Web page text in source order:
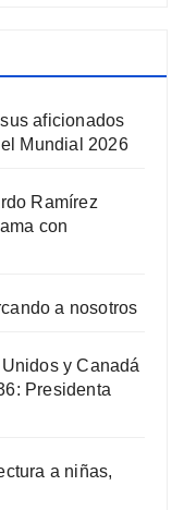
aficionados
Mundial 2026
Ramírez
con
a nosotros
y Canadá
Presidenta
a niñas,